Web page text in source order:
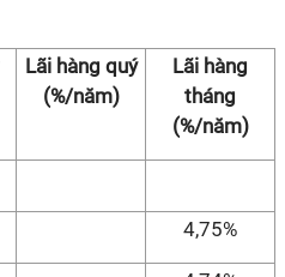
Lãi hàng quý
(%/năm)
Lãi hàng
tháng
(%/năm)
4,75%